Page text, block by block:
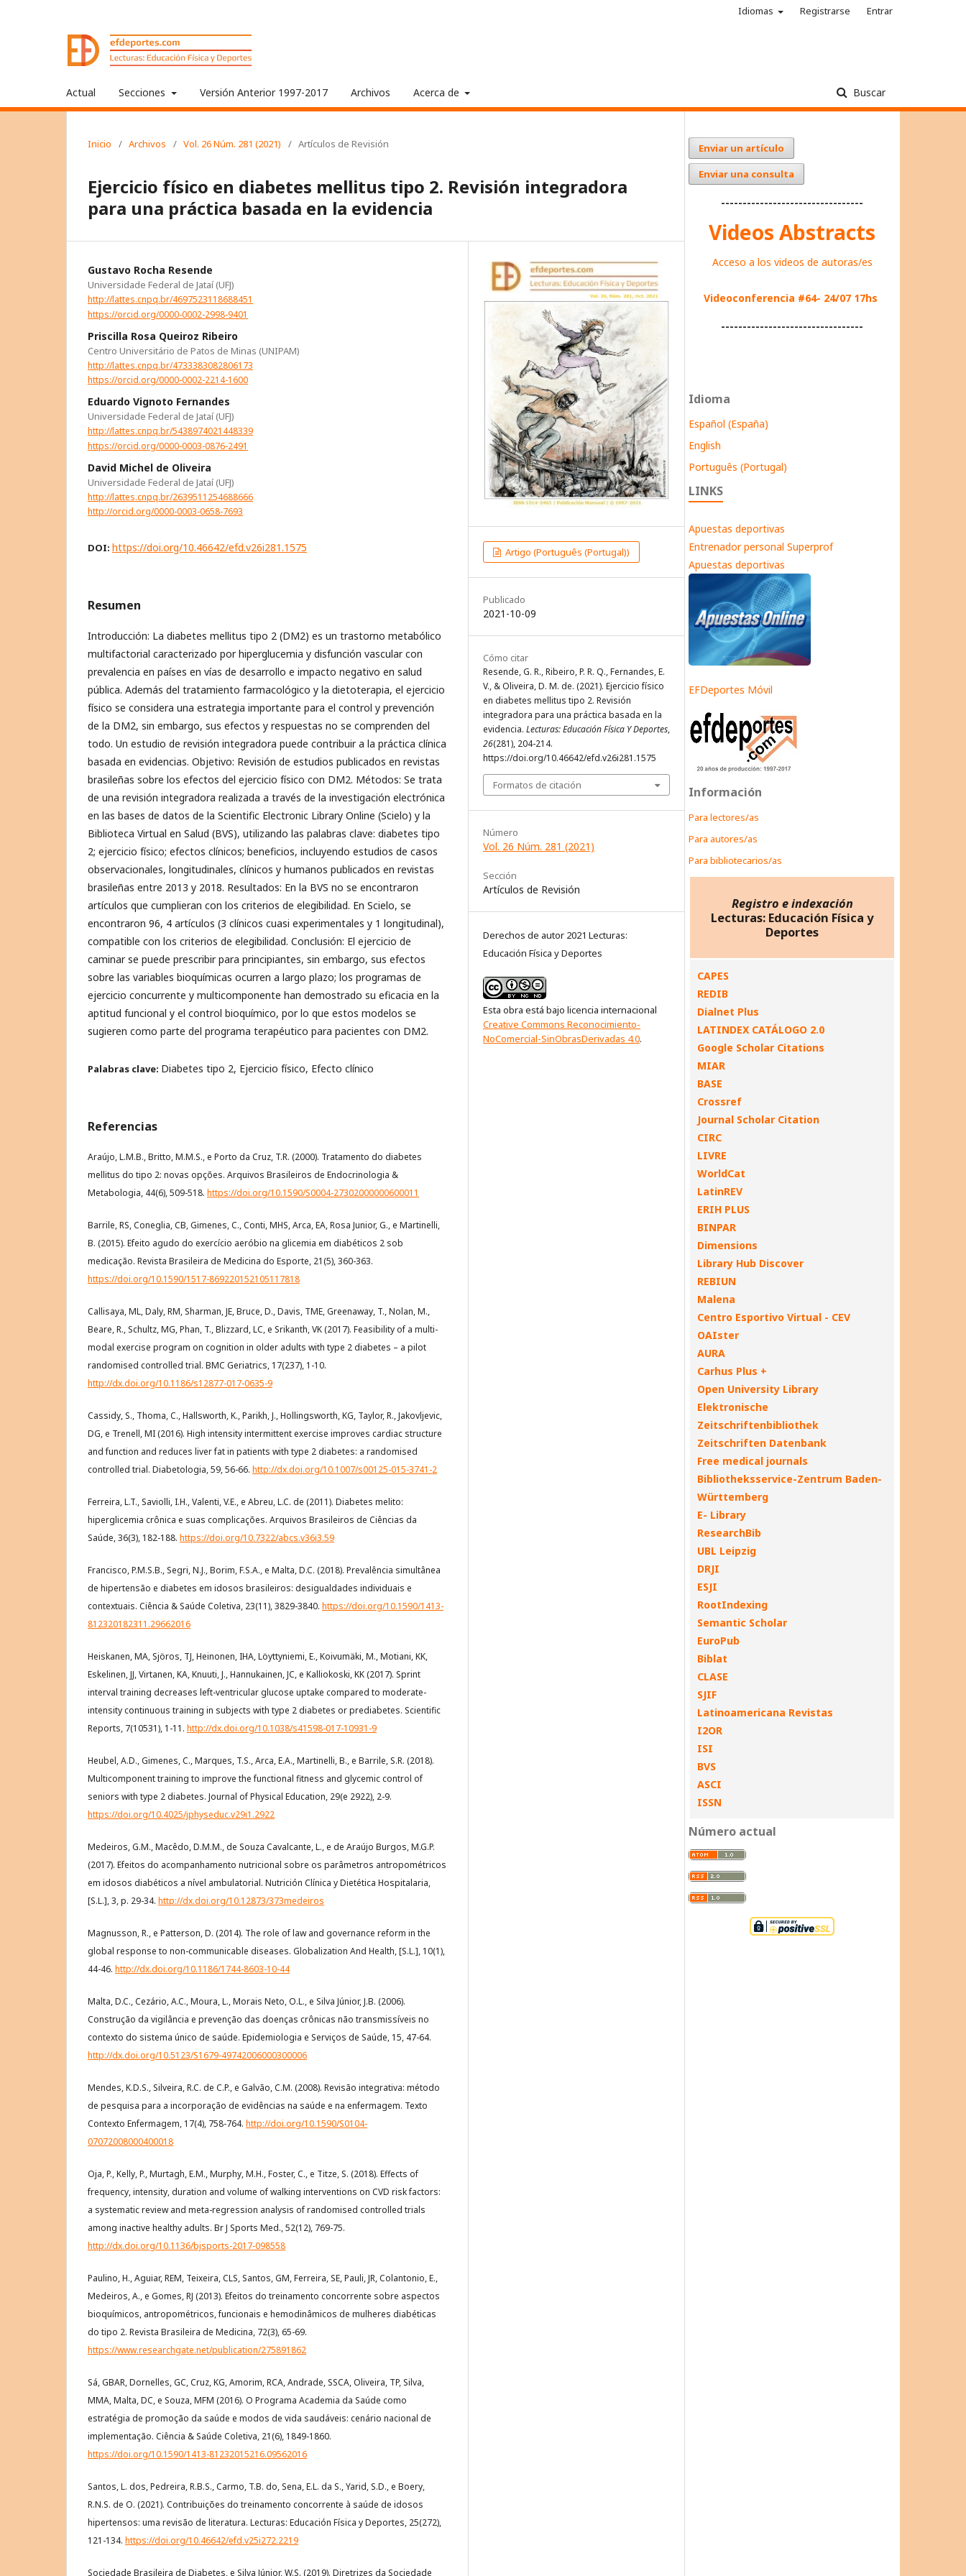
Actual Secciones Versión Anterior 1997-2017 Archivos Acerca de Buscar
Idiomas Registrarse Entrar
Inicio / Archivos / Vol. 26 Núm. 281 (2021) / Artículos de Revisión
Ejercicio físico en diabetes mellitus tipo 2. Revisión integradora
para una práctica basada en la evidencia
Gustavo Rocha Resende
Universidade Federal de Jataí (UFJ)
http://lattes.cnpq.br/4697523118688451
https://orcid.org/0000-0002-2998-9401
Priscilla Rosa Queiroz Ribeiro
Centro Universitário de Patos de Minas (UNIPAM)
http://lattes.cnpq.br/4733383082806173
https://orcid.org/0000-0002-2214-1600
Eduardo Vignoto Fernandes
Universidade Federal de Jataí (UFJ)
http://lattes.cnpq.br/5438974021448339
https://orcid.org/0000-0003-0876-2491
David Michel de Oliveira
Universidade Federal de Jataí (UFJ)
http://lattes.cnpq.br/2639511254688666
http://orcid.org/0000-0003-0658-7693
DOI: https://doi.org/10.46642/efd.v26i281.1575
Resumen
Introducción: La diabetes mellitus tipo 2 (DM2) es un trastorno metabólico
multifactorial caracterizado por hiperglucemia y disfunción vascular con
prevalencia en países en vías de desarrollo e impacto negativo en salud
pública. Además del tratamiento farmacológico y la dietoterapia, el ejercicio
físico se considera una estrategia importante para el control y prevención
de la DM2, sin embargo, sus efectos y respuestas no se comprenden del
todo. Un estudio de revisión integradora puede contribuir a la práctica clínica
basada en evidencias. Objetivo: Revisión de estudios publicados en revistas
brasileñas sobre los efectos del ejercicio físico con DM2. Métodos: Se trata
de una revisión integradora realizada a través de la investigación electrónica
en las bases de datos de la Scientific Electronic Library Online (Scielo) y la
Biblioteca Virtual en Salud (BVS), utilizando las palabras clave: diabetes tipo
2; ejercicio físico; efectos clínicos; beneficios, incluyendo estudios de casos
observacionales, longitudinales, clínicos y humanos publicados en revistas
brasileñas entre 2013 y 2018. Resultados: En la BVS no se encontraron
artículos que cumplieran con los criterios de elegibilidad. En Scielo, se
encontraron 96, 4 artículos (3 clínicos cuasi experimentales y 1 longitudinal),
compatible con los criterios de elegibilidad. Conclusión: El ejercicio de
caminar se puede prescribir para principiantes, sin embargo, sus efectos
sobre las variables bioquímicas ocurren a largo plazo; los programas de
ejercicio concurrente y multicomponente han demostrado su eficacia en la
aptitud funcional y el control bioquímico, por lo que estos modelos se
sugieren como parte del programa terapéutico para pacientes con DM2.
Palabras clave: Diabetes tipo 2, Ejercicio físico, Efecto clínico
Referencias
Araújo, L.M.B., Britto, M.M.S., e Porto da Cruz, T.R. (2000). Tratamento do diabetes
mellitus do tipo 2: novas opções. Arquivos Brasileiros de Endocrinologia &
Metabologia, 44(6), 509-518. https://doi.org/10.1590/S0004-27302000000600011
Barrile, RS, Coneglia, CB, Gimenes, C., Conti, MHS, Arca, EA, Rosa Junior, G., e Martinelli,
B. (2015). Efeito agudo do exercício aeróbio na glicemia em diabéticos 2 sob
medicação. Revista Brasileira de Medicina do Esporte, 21(5), 360-363.
https://doi.org/10.1590/1517-869220152105117818
Callisaya, ML, Daly, RM, Sharman, JE, Bruce, D., Davis, TME, Greenaway, T., Nolan, M.,
Beare, R., Schultz, MG, Phan, T., Blizzard, LC, e Srikanth, VK (2017). Feasibility of a multi-
modal exercise program on cognition in older adults with type 2 diabetes – a pilot
randomised controlled trial. BMC Geriatrics, 17(237), 1-10.
http://dx.doi.org/10.1186/s12877-017-0635-9
Cassidy, S., Thoma, C., Hallsworth, K., Parikh, J., Hollingsworth, KG, Taylor, R., Jakovljevic,
DG, e Trenell, MI (2016). High intensity intermittent exercise improves cardiac structure
and function and reduces liver fat in patients with type 2 diabetes: a randomised
controlled trial. Diabetologia, 59, 56-66. http://dx.doi.org/10.1007/s00125-015-3741-2
Ferreira, L.T., Saviolli, I.H., Valenti, V.E., e Abreu, L.C. de (2011). Diabetes melito:
hiperglicemia crônica e suas complicações. Arquivos Brasileiros de Ciências da
Saúde, 36(3), 182-188. https://doi.org/10.7322/abcs.v36i3.59
Francisco, P.M.S.B., Segri, N.J., Borim, F.S.A., e Malta, D.C. (2018). Prevalência simultânea
de hipertensão e diabetes em idosos brasileiros: desigualdades individuais e
contextuais. Ciência & Saúde Coletiva, 23(11), 3829-3840. https://doi.org/10.1590/1413-
812320182311.29662016
Heiskanen, MA, Sjöros, TJ, Heinonen, IHA, Löyttyniemi, E., Koivumäki, M., Motiani, KK,
Eskelinen, JJ, Virtanen, KA, Knuuti, J., Hannukainen, JC, e Kalliokoski, KK (2017). Sprint
interval training decreases left-ventricular glucose uptake compared to moderate-
intensity continuous training in subjects with type 2 diabetes or prediabetes. Scientific
Reports, 7(10531), 1-11. http://dx.doi.org/10.1038/s41598-017-10931-9
Heubel, A.D., Gimenes, C., Marques, T.S., Arca, E.A., Martinelli, B., e Barrile, S.R. (2018).
Multicomponent training to improve the functional fitness and glycemic control of
seniors with type 2 diabetes. Journal of Physical Education, 29(e 2922), 2-9.
https://doi.org/10.4025/jphyseduc.v29i1.2922
Medeiros, G.M., Macêdo, D.M.M., de Souza Cavalcante, L., e de Araújo Burgos, M.G.P.
(2017). Efeitos do acompanhamento nutricional sobre os parâmetros antropométricos
em idosos diabéticos a nível ambulatorial. Nutrición Clínica y Dietética Hospitalaria,
[S.L.], 3, p. 29-34. http://dx.doi.org/10.12873/373medeiros
Magnusson, R., e Patterson, D. (2014). The role of law and governance reform in the
global response to non-communicable diseases. Globalization And Health, [S.L.], 10(1),
44-46. http://dx.doi.org/10.1186/1744-8603-10-44
Malta, D.C., Cezário, A.C., Moura, L., Morais Neto, O.L., e Silva Júnior, J.B. (2006).
Construção da vigilância e prevenção das doenças crônicas não transmissíveis no
contexto do sistema único de saúde. Epidemiologia e Serviços de Saúde, 15, 47-64.
http://dx.doi.org/10.5123/S1679-49742006000300006
Mendes, K.D.S., Silveira, R.C. de C.P., e Galvão, C.M. (2008). Revisão integrativa: método
de pesquisa para a incorporação de evidências na saúde e na enfermagem. Texto
Contexto Enfermagem, 17(4), 758-764. http://doi.org/10.1590/S0104-
07072008000400018
Oja, P., Kelly, P., Murtagh, E.M., Murphy, M.H., Foster, C., e Titze, S. (2018). Effects of
frequency, intensity, duration and volume of walking interventions on CVD risk factors:
a systematic review and meta-regression analysis of randomised controlled trials
among inactive healthy adults. Br J Sports Med., 52(12), 769-75.
http://dx.doi.org/10.1136/bjsports-2017-098558
Paulino, H., Aguiar, REM, Teixeira, CLS, Santos, GM, Ferreira, SE, Pauli, JR, Colantonio, E.,
Medeiros, A., e Gomes, RJ (2013). Efeitos do treinamento concorrente sobre aspectos
bioquímicos, antropométricos, funcionais e hemodinâmicos de mulheres diabéticas
do tipo 2. Revista Brasileira de Medicina, 72(3), 65-69.
https://www.researchgate.net/publication/275891862
Sá, GBAR, Dornelles, GC, Cruz, KG, Amorim, RCA, Andrade, SSCA, Oliveira, TP, Silva,
MMA, Malta, DC, e Souza, MFM (2016). O Programa Academia da Saúde como
estratégia de promoção da saúde e modos de vida saudáveis: cenário nacional de
implementação. Ciência & Saúde Coletiva, 21(6), 1849-1860.
https://doi.org/10.1590/1413-81232015216.09562016
Santos, L. dos, Pedreira, R.B.S., Carmo, T.B. do, Sena, E.L. da S., Yarid, S.D., e Boery,
R.N.S. de O. (2021). Contribuições do treinamento concorrente à saúde de idosos
hipertensos: uma revisão de literatura. Lecturas: Educación Física y Deportes, 25(272),
121-134. https://doi.org/10.46642/efd.v25i272.2219
Sociedade Brasileira de Diabetes, e Silva Júnior, W.S. (2019). Diretrizes da Sociedade
Artigo (Português (Portugal))
Publicado
2021-10-09
Cómo citar
Resende, G. R., Ribeiro, P. R. Q., Fernandes, E.
V., & Oliveira, D. M. de. (2021). Ejercicio físico
en diabetes mellitus tipo 2. Revisión
integradora para una práctica basada en la
evidencia. Lecturas: Educación Física Y Deportes,
26(281), 204-214.
https://doi.org/10.46642/efd.v26i281.1575
Formatos de citación
Número
Vol. 26 Núm. 281 (2021)
Sección
Artículos de Revisión
Derechos de autor 2021 Lecturas:
Educación Física y Deportes
Esta obra está bajo licencia internacional
Creative Commons Reconocimiento-
NoComercial-SinObrasDerivadas 4.0.
Enviar un artículo
Enviar una consulta
---------------------------------
Videos Abstracts
Acceso a los videos de autoras/es
Videoconferencia #64- 24/07 17hs
---------------------------------
Idioma
Español (España)
English
Português (Portugal)
LINKS
Apuestas deportivas
Entrenador personal Superprof
Apuestas deportivas
EFDeportes Móvil
Información
Para lectores/as
Para autores/as
Para bibliotecarios/as
Registro e indexación
Lecturas: Educación Física y
Deportes
CAPES
REDIB
Dialnet Plus
LATINDEX CATÁLOGO 2.0
Google Scholar Citations
MIAR
BASE
Crossref
Journal Scholar Citation
CIRC
LIVRE
WorldCat
LatinREV
ERIH PLUS
BINPAR
Dimensions
Library Hub Discover
REBIUN
Malena
Centro Esportivo Virtual - CEV
OAIster
AURA
Carhus Plus +
Open University Library
Elektronische
Zeitschriftenbibliothek
Zeitschriften Datenbank
Free medical journals
Bibliotheksservice-Zentrum Baden-
Württemberg
E- Library
ResearchBib
UBL Leipzig
DRJI
ESJI
RootIndexing
Semantic Scholar
EuroPub
Biblat
CLASE
SJIF
Latinoamericana Revistas
I2OR
ISI
BVS
ASCI
ISSN
Número actual